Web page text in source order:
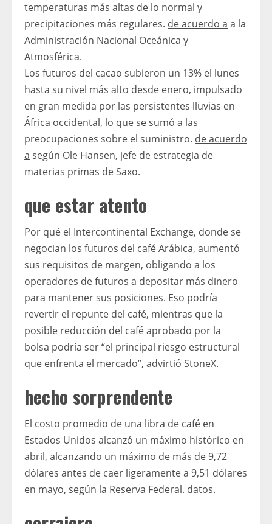
temperaturas más altas de lo normal y
precipitaciones más regulares. de acuerdo a a la
Administración Nacional Oceánica y
Atmosférica.
Los futuros del cacao subieron un 13% el lunes
hasta su nivel más alto desde enero, impulsado
en gran medida por las persistentes lluvias en
África occidental, lo que se sumó a las
preocupaciones sobre el suministro. de acuerdo
a según Ole Hansen, jefe de estrategia de
materias primas de Saxo.
que estar atento
Por qué el Intercontinental Exchange, donde se
negocian los futuros del café Arábica, aumentó
sus requisitos de margen, obligando a los
operadores de futuros a depositar más dinero
para mantener sus posiciones. Eso podría
revertir el repunte del café, mientras que la
posible reducción del café aprobado por la
bolsa podría ser “el principal riesgo estructural
que enfrenta el mercado”, advirtió StoneX.
hecho sorprendente
El costo promedio de una libra de café en
Estados Unidos alcanzó un máximo histórico en
abril, alcanzando un máximo de más de 9,72
dólares antes de caer ligeramente a 9,51 dólares
en mayo, según la Reserva Federal. datos.